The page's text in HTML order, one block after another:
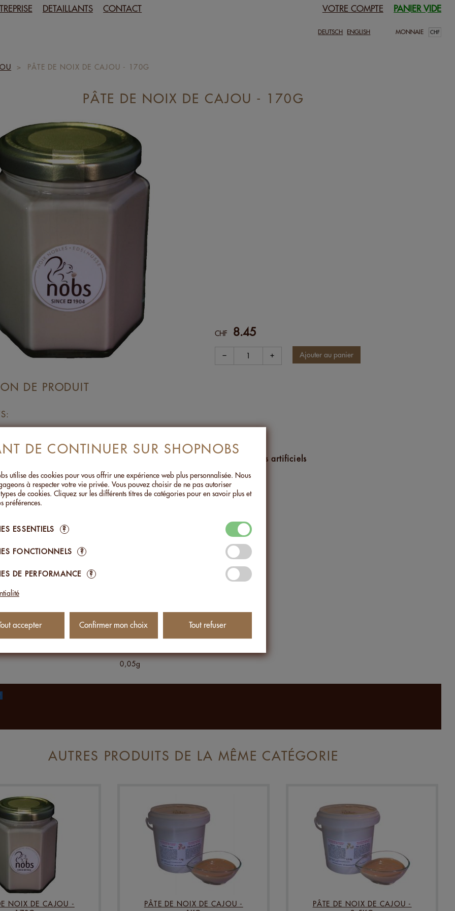
DETAILLANTS CONTACT VOTRE COMPTE PANIER VIDE
DEUTSCH ENGLISH MONNAIE
> PÂTE DE NOIX DE CAJOU - 170G
PÂTE DE NOIX DE CAJOU - 170G
CHF 8.45
− +
DE PRODUIT
CAJOU (Inde)
en Suisse, sans colorants, sans conservateurs et sans arômes artificiels
GLUTEN
(POUR 100G)
GRAS SATURÉS
3,9g
0,05g
AUTRES PRODUITS DE LA MÊME CATÉGORIE
NOIX DE CAJOU -
PÂTE DE NOIX DE CAJOU -
PÂTE DE NOIX DE CAJOU -
DE CONTINUER SUR SHOPNOBS
utilise des cookies pour vous offrir une expérience web plus personnalisée. Nous
à respecter votre vie privée. Vous pouvez choisir de ne pas autoriser
de cookies. Cliquez sur les différents titres de catégories pour en savoir plus et
préférences.
ESSENTIELS ?
FONCTIONNELS ?
DE PERFORMANCE ?
accepter Confirmer mon choix Tout refuser